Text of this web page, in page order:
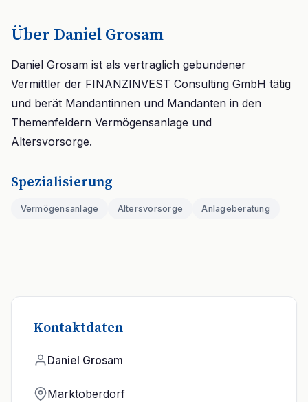
Über Daniel Grosam
Daniel Grosam ist als vertraglich gebundener
Vermittler der FINANZINVEST Consulting GmbH tätig
und berät Mandantinnen und Mandanten in den
Themenfeldern Vermögensanlage und
Altersvorsorge.
Spezialisierung
Vermögensanlage Altersvorsorge Anlageberatung
Kontaktdaten
Daniel Grosam
Marktoberdorf